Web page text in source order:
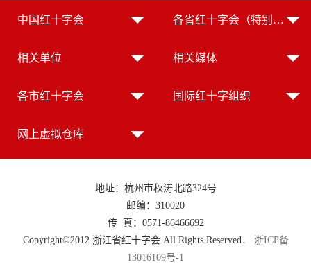
中国红十字会 各省红十字会（特别行政区红十字会）
相关单位 相关媒体
各市红十字会 国际红十字组织
网上虚拟仓库
地址：杭州市秋涛北路324号
邮编：310020
传 真：0571-86466692
Copyright©2012 浙江省红十字会 All Rights Reserved． 浙ICP备
13016109号-1